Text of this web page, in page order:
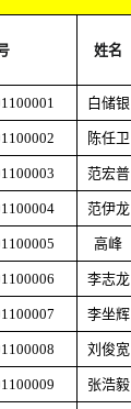
姓名
白储银
陈任卫
范宏普
范伊龙
高峰
李志龙
李坐辉
刘俊宽
张浩毅